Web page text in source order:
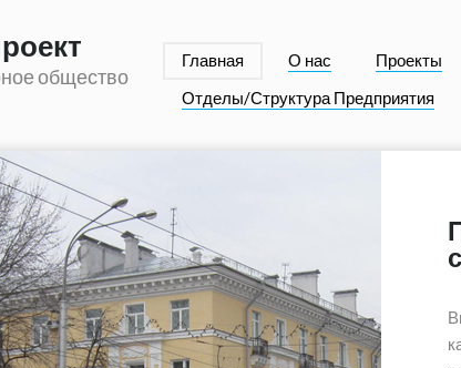
общество
Главная О нас
Проекты
Отделы/Структура Предприятия